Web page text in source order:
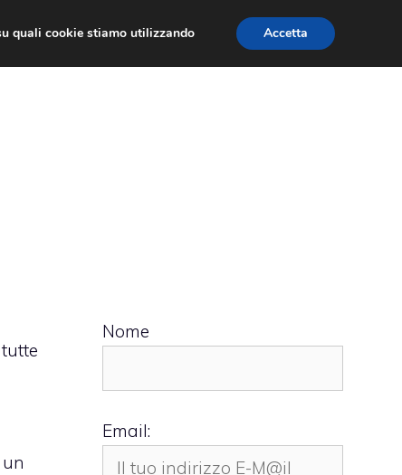
Nome
Email:
quali cookie stiamo utilizzando
Accetta